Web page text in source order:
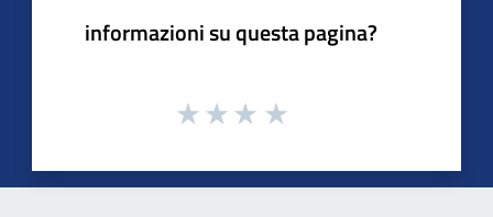
informazioni su questa pagina?